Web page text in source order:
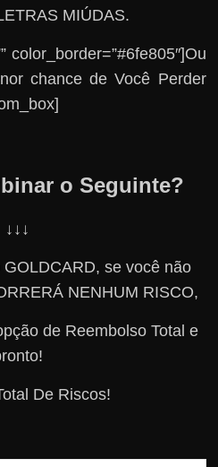
MIÚDAS.
color_border=”#6fe805″]Ou
chance de Você Perder
o Seguinte?
↓↓↓
se você não
NENHUM RISCO,
de Reembolso Total e
De Riscos!